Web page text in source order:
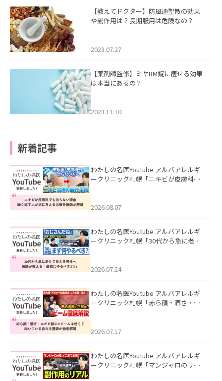
【教えてドクター】防風通聖散の効果
や副作用は？長期服用は危険なの？
2023.07.27
【薬剤師監修】ミヤBM錠に痩せる効果
は本当にあるの？
2023.11.10
新着記事
わたしの名医Youtube アルバアレルギ
ークリニック札幌「ニキビが皮膚科で
ました。
2026.08.07
わたしの名医Youtube アルバアレルギ
ークリニック札幌「30代から急に老け
た。
2026.07.24
わたしの名医Youtube アルバアレルギ
ークリニック札幌「赤ら顔・酒さ・ニ
した。
2026.07.17
わたしの名医Youtube アルバアレルギ
ークリニック札幌「マンジャロのリア